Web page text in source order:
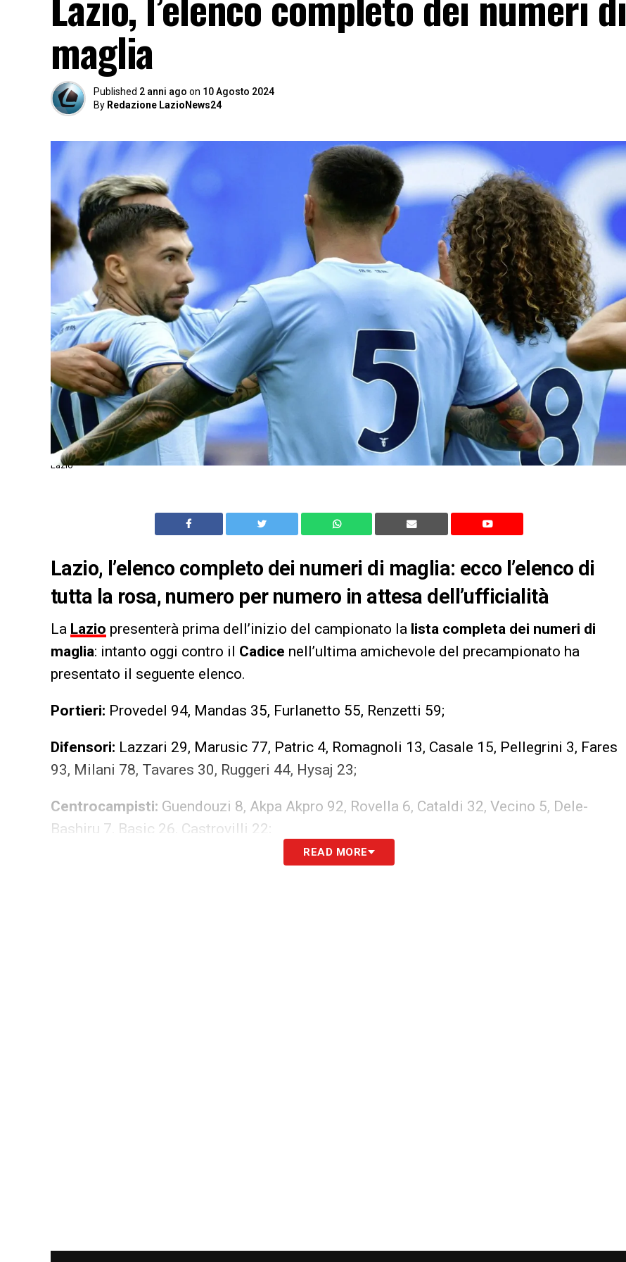
maglia
Published 2 anni ago on 10 Agosto 2024
By Redazione LazioNews24
Lazio
Lazio, l’elenco completo dei numeri di maglia: ecco l’elenco di
tutta la rosa, numero per numero in attesa dell’ufficialità
La Lazio presenterà prima dell’inizio del campionato la lista completa dei numeri di
maglia: intanto oggi contro il Cadice nell’ultima amichevole del precampionato ha
presentato il seguente elenco.
Portieri: Provedel 94, Mandas 35, Furlanetto 55, Renzetti 59;
Difensori: Lazzari 29, Marusic 77, Patric 4, Romagnoli 13, Casale 15, Pellegrini 3, Fares
93, Milani 78, Tavares 30, Ruggeri 44, Hysaj 23;
Centrocampisti: Guendouzi 8, Akpa Akpro 92, Rovella 6, Cataldi 32, Vecino 5, Dele-
Bashiru 7, Basic 26, Castrovilli 22;
Isaksen 18, Tchaouna 20, Noslin 14, Castellanos 11, Pedro 9, Cancellieri 19,
READ MORE